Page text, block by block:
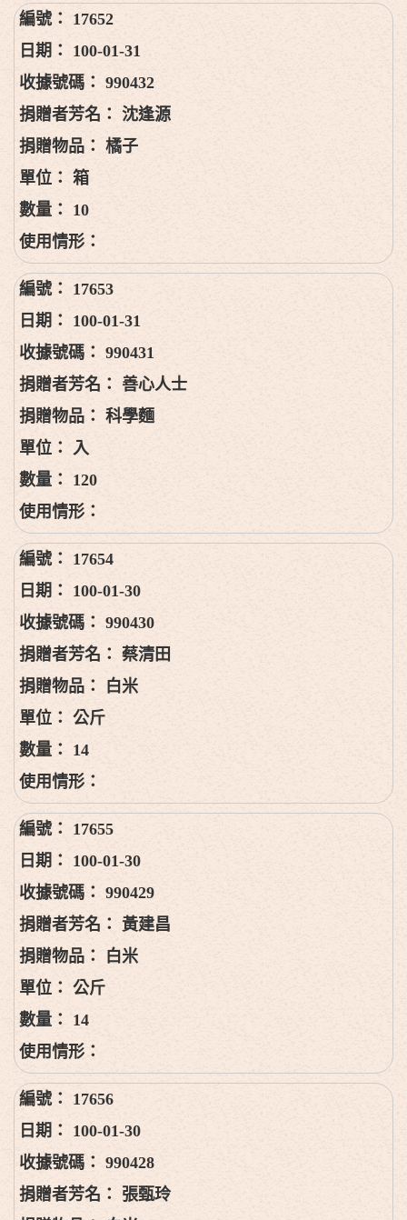
17652
100-01-31
990432
沈逢源
橘子
箱
10
17653
100-01-31
990431
善心人士
科學麵
入
120
17654
100-01-30
990430
蔡清田
白米
公斤
14
17655
100-01-30
990429
黃建昌
白米
公斤
14
17656
100-01-30
990428
張甄玲